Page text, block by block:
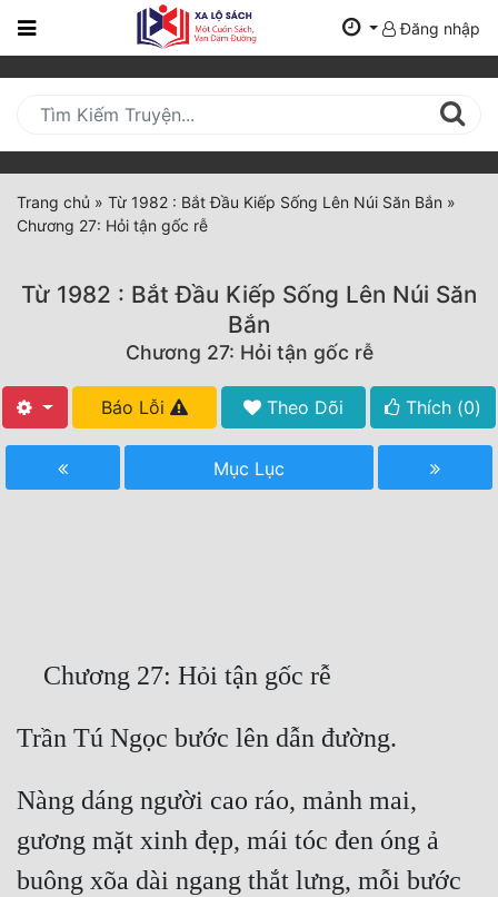
Trang
Mới
Cập
Nhật
(current)
Thể Loại
Truyện Mới Ra
Hoàn Thành
Truyện Dịch
Xa Lộ Dịch
Cung Đấu
Đăng nhập
Trang chủ » Từ 1982 : Bắt Đầu Kiếp Sống Lên Núi Săn Bắn »
Chương 27: Hỏi tận gốc rễ
Từ 1982 : Bắt Đầu Kiếp Sống Lên Núi Săn
Bắn
Chương 27: Hỏi tận gốc rễ
Báo Lỗi Theo Dõi Thích (0)
Mục Lục
Nàng dáng người cao ráo, mảnh mai,
gương mặt xinh đẹp, mái tóc đen óng ả
buông xõa dài ngang thắt lưng, mỗi bước